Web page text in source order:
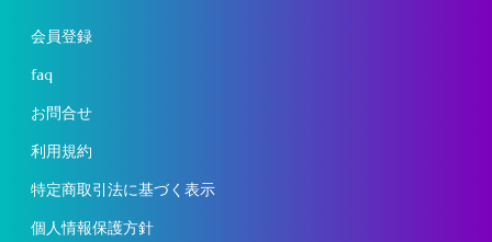
会員登録
faq
お問合せ
利用規約
特定商取引法に基づく表示
個人情報保護方針